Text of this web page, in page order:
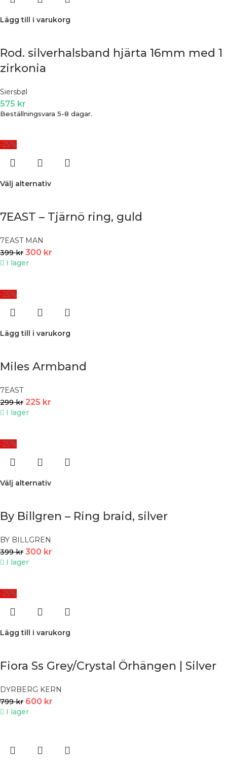
Lägg till i varukorg
Rod. silverhalsband hjärta 16mm med 1
zirkonia
Siersbøl
575 kr
Beställningsvara 5-8 dagar.
-25%
Välj alternativ
7EAST – Tjärnö ring, guld
7EAST MAN
399kr 300 kr
I lager
-25%
Lägg till i varukorg
Miles Armband
7EAST
299kr 225 kr
I lager
-25%
Välj alternativ
By Billgren – Ring braid, silver
BY BILLGREN
399kr 300 kr
I lager
-25%
Lägg till i varukorg
Fiora Ss Grey/Crystal Örhängen | Silver
DYRBERG KERN
799kr 600 kr
I lager